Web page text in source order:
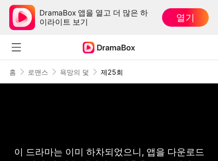
DramaBox 앱을 열고 더 많은 하
이라이트 보기
열기
홈 로맨스 욕망의 덫 제25회
이 드라마는 이미 하차되었으니, 앱을 다운로드